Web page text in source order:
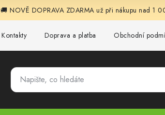
🚚 NOVĚ DOPRAVA ZDARMA už při nákupu nad 1
Kontakty Doprava a platba Obchodní